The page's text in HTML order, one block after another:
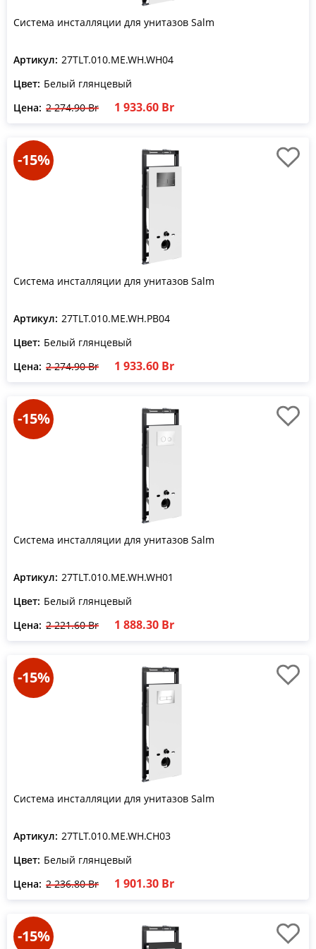
Система инсталляции для унитазов Salm
Артикул: 27TLT.010.ME.WH.WH04
Цвет: Белый глянцевый
Цена: 2 274.90 Br 1 933.60 Br
-15%
Система инсталляции для унитазов Salm
Артикул: 27TLT.010.ME.WH.PB04
Цвет: Белый глянцевый
Цена: 2 274.90 Br 1 933.60 Br
-15%
Система инсталляции для унитазов Salm
Артикул: 27TLT.010.ME.WH.WH01
Цвет: Белый глянцевый
Цена: 2 221.60 Br 1 888.30 Br
-15%
Система инсталляции для унитазов Salm
Артикул: 27TLT.010.ME.WH.CH03
Цвет: Белый глянцевый
Цена: 2 236.80 Br 1 901.30 Br
-15%